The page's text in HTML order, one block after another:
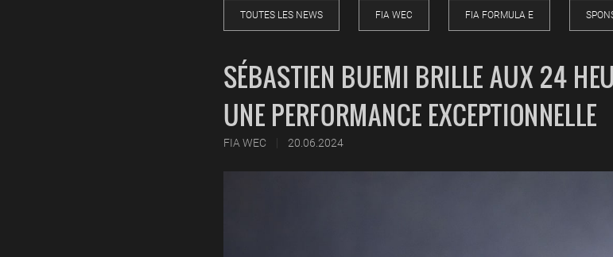
TOUTES LES NEWS FIA WEC FIA FORMULA E
SÉBASTIEN BUEMI BRILLE AUX 24
UNE PERFORMANCE EXCEPTIONNELLE
FIA WEC | 20.06.2024